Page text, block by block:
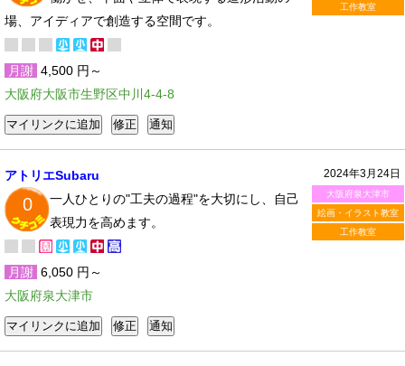
工作教室
場、アイディアで創造する空間です。
月謝 4,500 円～
大阪府大阪市生野区中川4-4-8
2024年3月24日
大阪府泉大津市
絵画・イラスト教室
工作教室
アトリエSubaru
0
一人ひとりの"工夫の過程"を大切にし、自己
表現力を高めます。
月謝 6,050 円～
大阪府泉大津市